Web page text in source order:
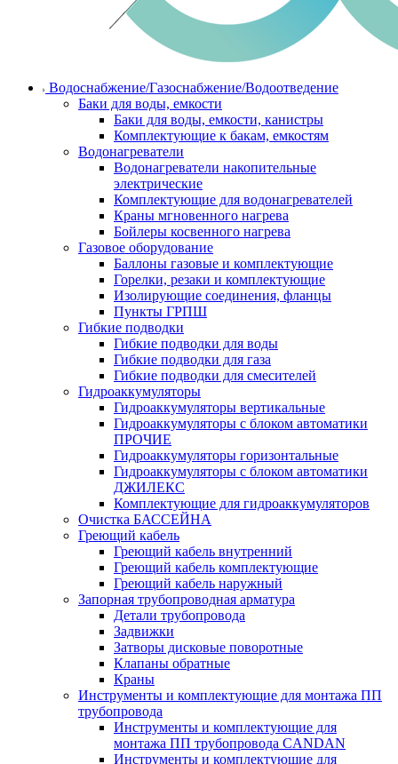
Водоснабжение/Газоснабжение/Водоотведение
Баки для воды, емкости
Баки для воды, емкости, канистры
Комплектующие к бакам, емкостям
Водонагреватели
Водонагреватели накопительные
электрические
Комплектующие для водонагревателей
Краны мгновенного нагрева
Бойлеры косвенного нагрева
Газовое оборудование
Баллоны газовые и комплектующие
Горелки, резаки и комплектующие
Изолирующие соединения, фланцы
Пункты ГРПШ
Гибкие подводки
Гибкие подводки для воды
Гибкие подводки для газа
Гибкие подводки для смесителей
Гидроаккумуляторы
Гидроаккумуляторы вертикальные
Гидроаккумуляторы с блоком автоматики
ПРОЧИЕ
Гидроаккумуляторы горизонтальные
Гидроаккумуляторы с блоком автоматики
ДЖИЛЕКС
Комплектующие для гидроаккумуляторов
Очистка БАССЕЙНА
Греющий кабель
Греющий кабель внутренний
Греющий кабель комплектующие
Греющий кабель наружный
Запорная трубопроводная арматура
Детали трубопровода
Задвижки
Затворы дисковые поворотные
Клапаны обратные
Краны
Инструменты и комплектующие для монтажа ПП
трубопровода
Инструменты и комплектующие для
монтажа ПП трубопровода CANDAN
Инструменты и комплектующие для